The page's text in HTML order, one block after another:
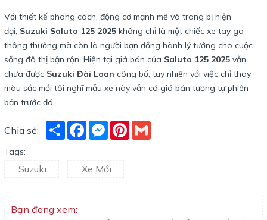
Với thiết kế phong cách, động cơ mạnh mẽ và trang bị hiện
đại, Suzuki Saluto 125 2025 không chỉ là một chiếc xe tay ga
thông thường mà còn là người bạn đồng hành lý tưởng cho cuộc
sống đô thị bận rộn. Hiện tại giá bán của Saluto 125 2025 vẫn
chưa được Suzuki Đài Loan công bố, tuy nhiên với việc chỉ thay
màu sắc mới tôi nghĩ mẫu xe này vẫn có giá bán tương tự phiên
bản trước đó.
Chia sẻ: ShareFacebookMessenger
Pinterest
Tags:
Suzuki Xe Mới
Bạn đang xem: